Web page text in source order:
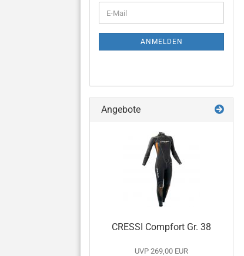
ZUR
ANMELDUNG
E-
Mail
ANMELDEN
Angebote
CRESSI Compfort Gr. 38
UVP 269,00 EUR